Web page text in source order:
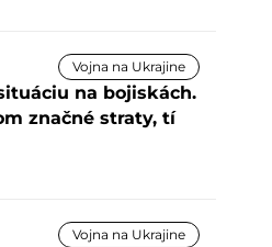
Vojna na Ukrajine
na bojiskách.
značné straty, tí
Vojna na Ukrajine